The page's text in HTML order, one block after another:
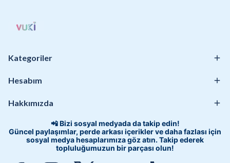
Kategoriler
Hesabım
Hakkımızda
📲 Bizi sosyal medyada da takip edin!
Güncel paylaşımlar, perde arkası içerikler ve daha fazlası için
sosyal medya hesaplarımıza göz atın. Takip ederek
topluluğumuzun bir parçası olun!